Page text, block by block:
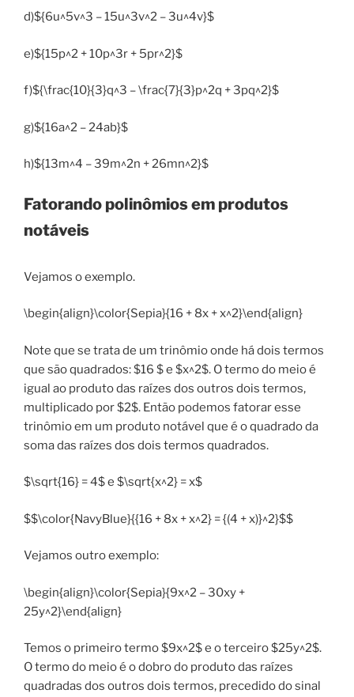
d)${6u^5v^3 – 15u^3v^2 – 3u^4v}$
e)${15p^2 + 10p^3r + 5pr^2}$
f)${\frac{10}{3}q^3 – \frac{7}{3}p^2q + 3pq^2}$
g)${16a^2 – 24ab}$
h)${13m^4 – 39m^2n + 26mn^2}$
Fatorando polinômios em produtos
notáveis
Vejamos o exemplo.
\begin{align}\color{Sepia}{16 + 8x + x^2}\end{align}
Note que se trata de um trinômio onde há dois termos
que são quadrados: $16 $ e $x^2$. O termo do meio é
igual ao produto das raízes dos outros dois termos,
multiplicado por $2$. Então podemos fatorar esse
trinômio em um produto notável que é o quadrado da
soma das raízes dos dois termos quadrados.
$\sqrt{16} = 4$ e $\sqrt{x^2} = x$
$$\color{NavyBlue}{{16 + 8x + x^2} = {(4 + x)}^2}$$
Vejamos outro exemplo:
\begin{align}\color{Sepia}{9x^2 – 30xy +
25y^2}\end{align}
Temos o primeiro termo $9x^2$ e o terceiro $25y^2$.
O termo do meio é o dobro do produto das raízes
quadradas dos outros dois termos, precedido do sinal